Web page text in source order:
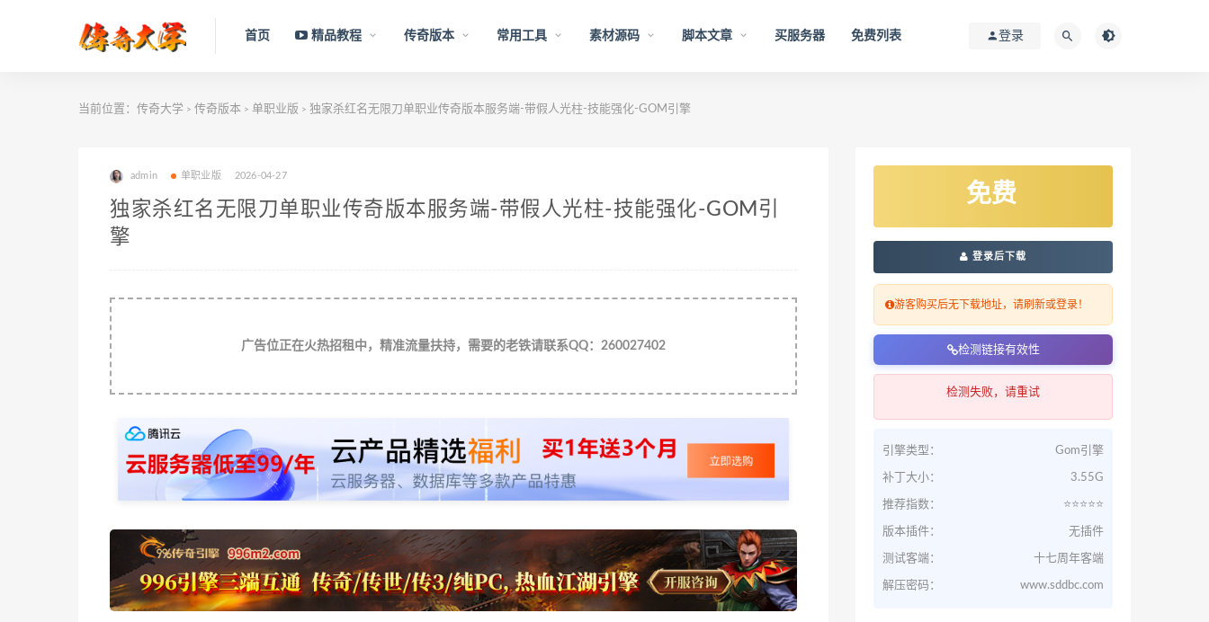
首页 精品教程 传奇版本 常用工具 素材源码 脚本文章 买服务器 免费列表 登录
当前位置： 传奇大学 > 传奇版本 > 单职业版 > 独家杀红名无限刀单职业传奇版本服务端-带假人光柱-技能强化-GOM引擎
admin 单职业版 2026-04-27
独家杀红名无限刀单职业传奇版本服务端-带假人光柱-技能强化-GOM引
擎
广告位正在火热招租中，精准流量扶持，需要的老铁请联系QQ：260027402
免费
登录后下载
游客购买后无下载地址，请刷新或登录！
检测链接有效性
检测失败，请重试
引擎类型： Gom引擎
补丁大小： 3.55G
推荐指数： ⭐️⭐️⭐️⭐️⭐️
版本插件： 无插件
测试客端： 十七周年客端
解压密码： www.sddbc.com